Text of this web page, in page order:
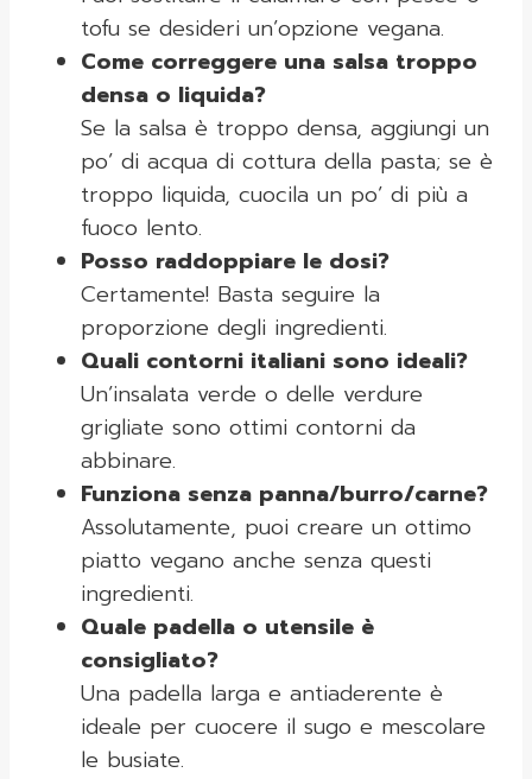
tofu se desideri un’opzione vegana.
Come correggere una salsa troppo
densa o liquida?
Se la salsa è troppo densa, aggiungi un
po’ di acqua di cottura della pasta; se è
troppo liquida, cuocila un po’ di più a
fuoco lento.
Posso raddoppiare le dosi?
Certamente! Basta seguire la
proporzione degli ingredienti.
Quali contorni italiani sono ideali?
Un’insalata verde o delle verdure
grigliate sono ottimi contorni da
abbinare.
Funziona senza panna/burro/carne?
Assolutamente, puoi creare un ottimo
piatto vegano anche senza questi
ingredienti.
Quale padella o utensile è
consigliato?
Una padella larga e antiaderente è
ideale per cuocere il sugo e mescolare
le busiate.